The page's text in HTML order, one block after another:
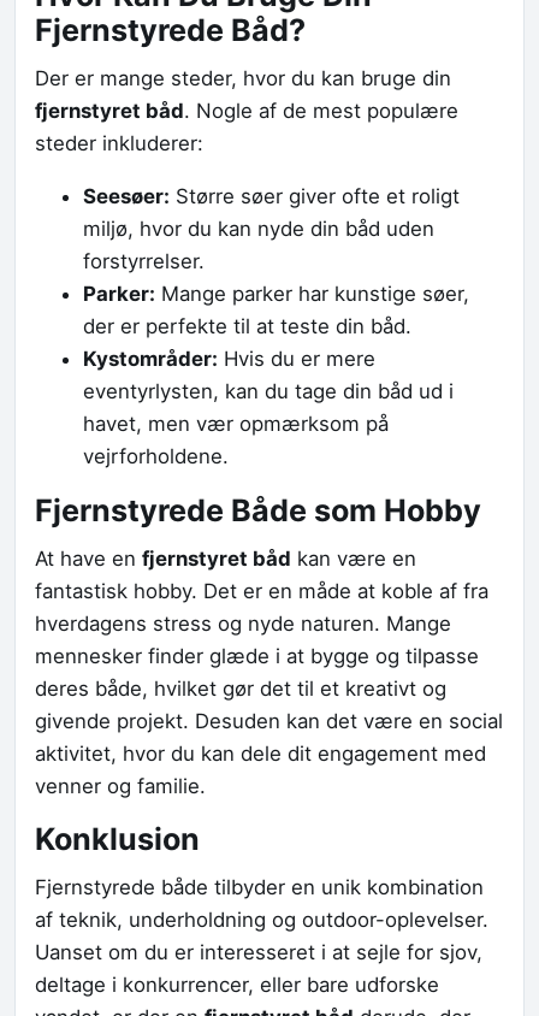
Fjernstyrede Båd?
Der er mange steder, hvor du kan bruge din
fjernstyret båd. Nogle af de mest populære
steder inkluderer:
Seesøer: Større søer giver ofte et roligt
miljø, hvor du kan nyde din båd uden
forstyrrelser.
Parker: Mange parker har kunstige søer,
der er perfekte til at teste din båd.
Kystområder: Hvis du er mere
eventyrlysten, kan du tage din båd ud i
havet, men vær opmærksom på
vejrforholdene.
Fjernstyrede Både som Hobby
At have en fjernstyret båd kan være en
fantastisk hobby. Det er en måde at koble af fra
hverdagens stress og nyde naturen. Mange
mennesker finder glæde i at bygge og tilpasse
deres både, hvilket gør det til et kreativt og
givende projekt. Desuden kan det være en social
aktivitet, hvor du kan dele dit engagement med
venner og familie.
Konklusion
Fjernstyrede både tilbyder en unik kombination
af teknik, underholdning og outdoor-oplevelser.
Uanset om du er interesseret i at sejle for sjov,
deltage i konkurrencer, eller bare udforske